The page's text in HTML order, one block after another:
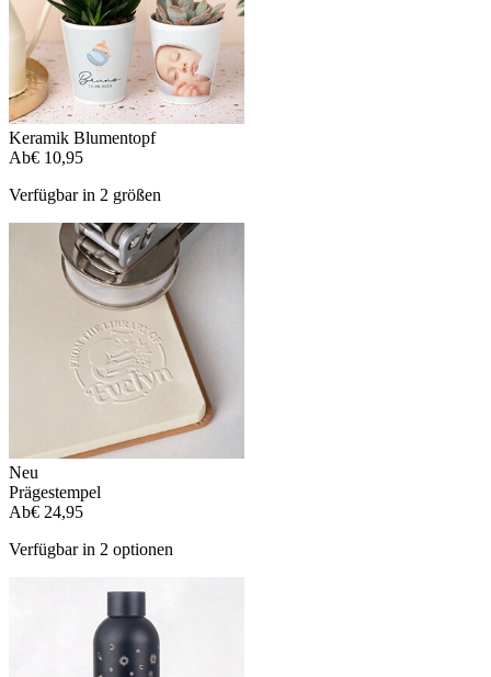
Keramik Blumentopf
Ab€ 10,95
Verfügbar in 2 größen
Neu
Prägestempel
Ab€ 24,95
Verfügbar in 2 optionen